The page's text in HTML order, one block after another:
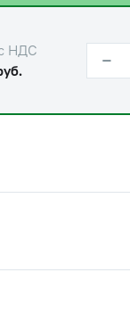
НДС
−